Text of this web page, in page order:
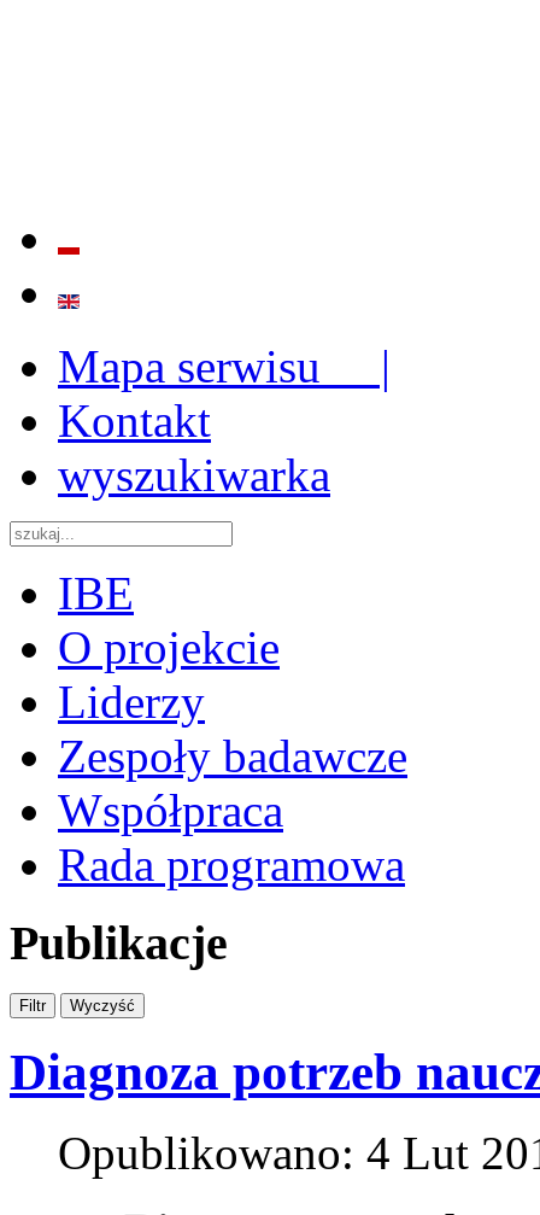
Mapa serwisu |
Kontakt
wyszukiwarka
IBE
O projekcie
Liderzy
Zespoły badawcze
Współpraca
Rada programowa
Publikacje
Diagnoza potrzeb
Opublikowano: 4 Lut